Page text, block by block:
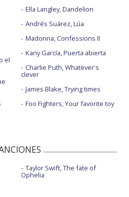
el
Ella Langley, Dandelion
Andrés Suárez, Lúa
Madonna, Confessions II
Kany García, Puerta abierta
Charlie Puth, Whatever's
clever
James Blake, Trying times
Foo Fighters, Your favorite toy
Taylor Swift, The fate of
Ophelia